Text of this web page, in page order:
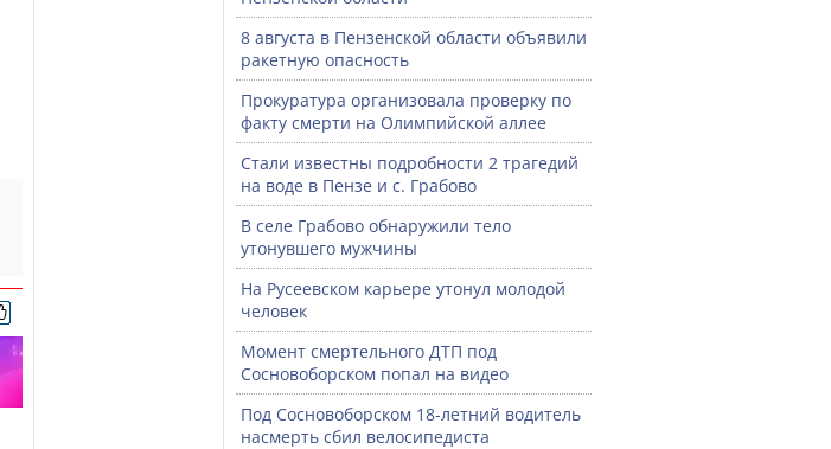
8 августа в Пензенской области объявили
ракетную опасность
Прокуратура организовала проверку по
факту смерти на Олимпийской аллее
Стали известны подробности 2 трагедий
на воде в Пензе и с. Грабово
В селе Грабово обнаружили тело
утонувшего мужчины
На Русеевском карьере утонул молодой
человек
Момент смертельного ДТП под
Сосновоборском попал на видео
Под Сосновоборском 18-летний водитель
насмерть сбил велосипедиста